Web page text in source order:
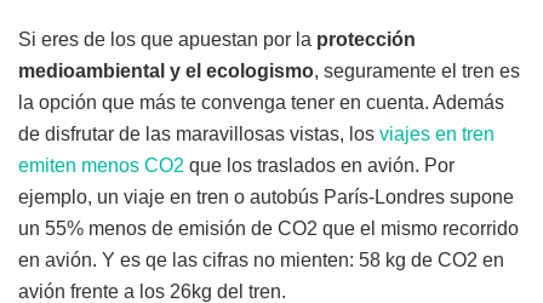
Si eres de los que apuestan por la protección
medioambiental y el ecologismo, seguramente el tren es
la opción que más te convenga tener en cuenta. Además
de disfrutar de las maravillosas vistas, los viajes en tren
emiten menos CO2 que los traslados en avión. Por
ejemplo, un viaje en tren o autobús París-Londres supone
un 55% menos de emisión de CO2 que el mismo recorrido
en avión. Y es qe las cifras no mienten: 58 kg de CO2 en
avión frente a los 26kg del tren.